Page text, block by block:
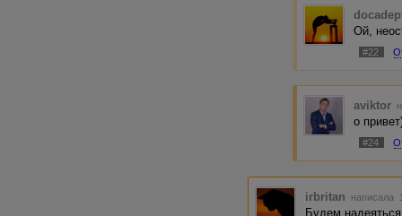
Ой,
#22
aviktor
о
#24
irbritan написала
Будем